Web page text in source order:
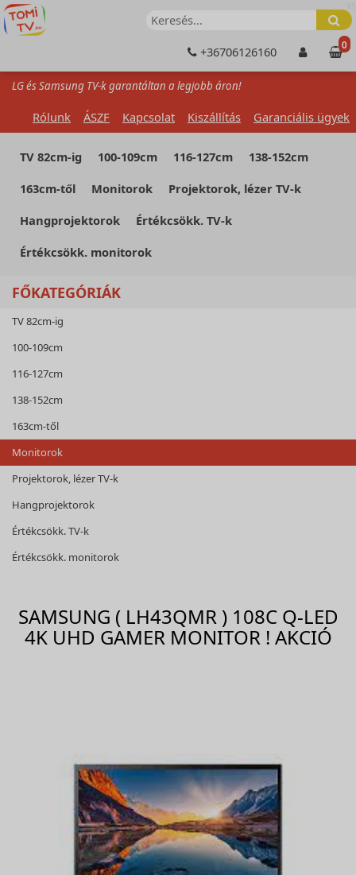
+36706126160 0
LG és Samsung TV-k garantáltan a legjobb áron!
Rólunk ÁSZF Kapcsolat Kiszállítás Garanciális ügyek
TV 82cm-ig 100-109cm 116-127cm
138-152cm
163cm-től
Monitorok
Projektorok, lézer TV-k
Hangprojektorok
Értékcsökk. TV-k
Értékcsökk. monitorok
FŐKATEGÓRIÁK
TV 82cm-ig
100-109cm
116-127cm
138-152cm
163cm-től
Monitorok
Projektorok, lézer TV-k
Hangprojektorok
Értékcsökk. TV-k
Értékcsökk. monitorok
SAMSUNG ( LH43QMR ) 108C Q-LED
4K UHD GAMER MONITOR ! AKCIÓ